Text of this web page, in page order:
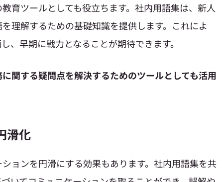
育ツールとしても役立ちます。社内用語集は、新人
理解するための基礎知識を提供します。これによ
、早期に戦力となることが期待できます。
関する疑問点を解決するためのツールとしても活用
滑化
ョンを円滑にする効果もあります。社内用語集を共